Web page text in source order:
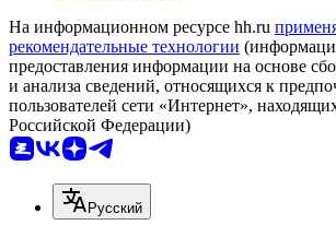
На информационном ресурсе hh.ru
рекомендательные технологии
предоставления информации на основе
и анализа сведений, относящихся к
пользователей сети «Интернет»,
Российской Федерации)
Русский